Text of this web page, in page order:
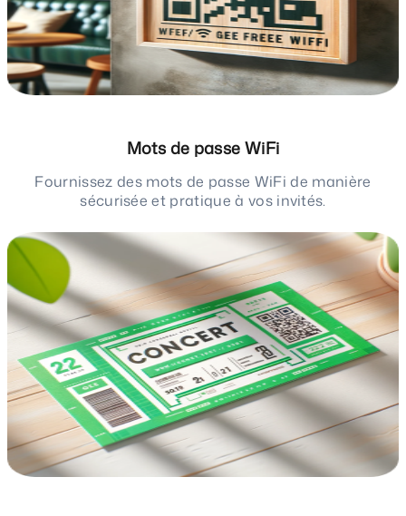
Mots de passe WiFi
Fournissez des mots de passe WiFi de manière
sécurisée et pratique à vos invités.